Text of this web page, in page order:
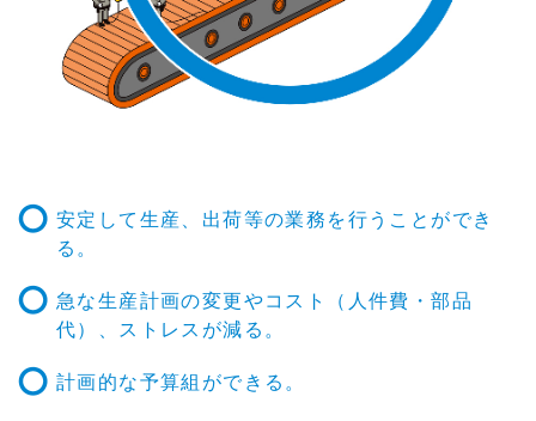
安定して生産、出荷等の業務を行うことができ
る。
急な生産計画の変更やコスト（人件費・部品
代）、ストレスが減る。
計画的な予算組ができる。